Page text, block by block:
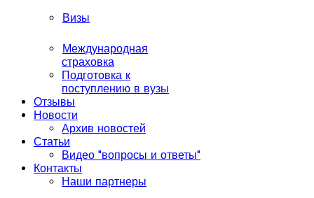
Визы
Международная
страховка
Подготовка к
поступлению в вузы
Отзывы
Новости
Архив новостей
Статьи
Видео "вопросы и ответы"
Контакты
Наши партнеры